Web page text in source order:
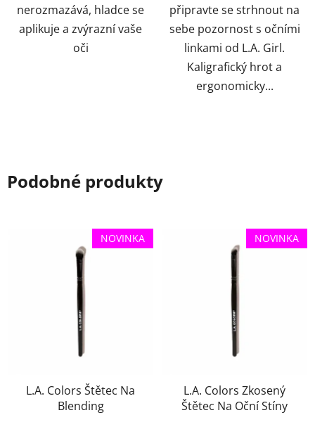
nerozmazává, hladce se
aplikuje a zvýrazní vaše
oči
připravte se strhnout na
sebe pozornost s očními
linkami od L.A. Girl.
Kaligrafický hrot a
ergonomicky...
Podobné produkty
NOVINKA
L.A. Colors Štětec Na
Blending
NOVINKA
L.A. Colors Zkosený
Štětec Na Oční Stíny